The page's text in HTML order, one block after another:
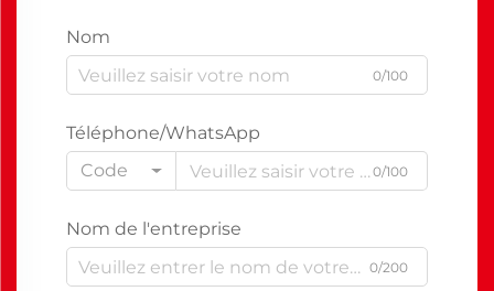
Nom
0/100
Téléphone/WhatsApp
Code
0/100
Nom de l'entreprise
0/200